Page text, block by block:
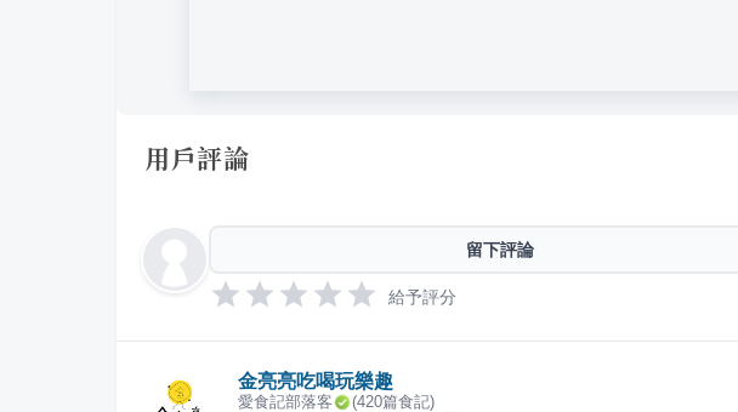
用戶評論
留下評論
給予評分
金亮亮吃喝玩樂趣
愛食記部落客 (420篇食記)